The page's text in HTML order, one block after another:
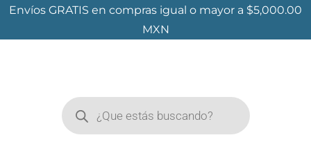
Envíos GRATIS en compras igual o mayor a $5,000.00
MXN